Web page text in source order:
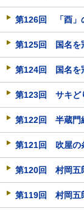
第126回 「酉」
第125回 国名を
第124回 国名を
第123回 サキど
第122回 半蔵門
第121回 吹屋の
第120回 村岡五
第119回 村岡五